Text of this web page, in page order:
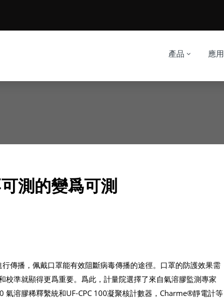
產品 應用
測的變爲可測
傳播，佩戴口罩能有效阻斷病毒傳播的途徑。口罩的防護效果需
準就顯得更爲重要。爲此，計量院選擇了來自氣溶膠監測專家
溶膠稀釋繫統和UF-CPC 100凝聚核計數器，Charme®靜電計等